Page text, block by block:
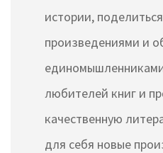
истории,
произведениями и
любителей книг и
качественную
для себя новые